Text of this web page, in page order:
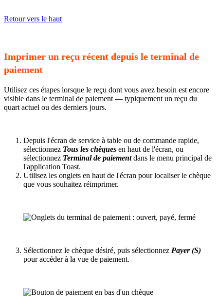
Retour vers le haut
Imprimer un reçu récent depuis le terminal de
paiement
Utilisez ces étapes lorsque le reçu dont vous avez besoin est encore
visible dans le terminal de paiement — typiquement un reçu du
quart actuel ou des derniers jours.
Depuis l'écran de service à table ou de commande rapide,
sélectionnez Tous les chèques en haut de l'écran, ou
sélectionnez Terminal de paiementdans le menu principal de
l'application Toast.
Utilisez les onglets en haut de l'écran pour localiser le chèque
que vous souhaitez réimprimer.
Sélectionnez le chèque désiré, puis sélectionnez Payer (S)
pour accéder à la vue de paiement.